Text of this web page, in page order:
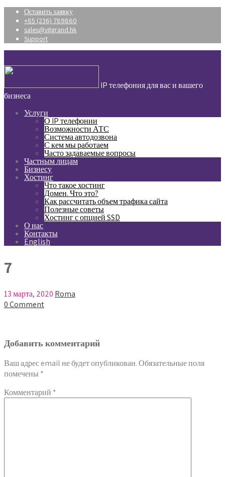
Оставить заявку
+85 (236) 789860
sales@vitgrand.hk
Support
IP телефония для вас и вашего
бизнеса
Услуги
О IP телефонии
Возможности АТС
Система автодозвона
С кем мы работаем
Часто задаваемые вопросы
Частным лицам
Бизнесу
Хостинг
Что такое хостинг
Домен. Что это?
Как рассчитать объем трафика сайта
Полезные советы
Хостинг с опцией SSD
О нас
Контакты
English
7
13 марта, 2020 Roma
0 Comment
Добавить комментарий
Ваш адрес email не будет опубликован.Обязательные поля
помечены *
Комментарий *